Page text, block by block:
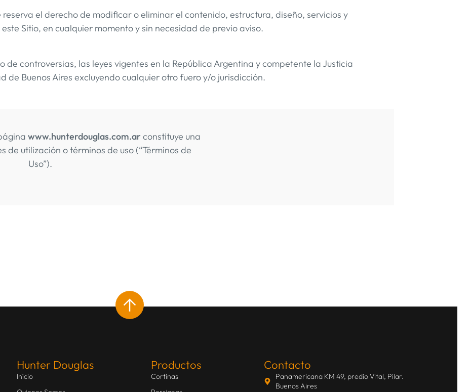
reserva el derecho de modificar o eliminar el contenido, estructura, diseño, servicios y
Sitio, en cualquier momento y sin necesidad de previo aviso.
de controversias, las leyes vigentes en la República Argentina y competente la Justicia
de Buenos Aires excluyendo cualquier otro fuero y/o jurisdicción.
www.hunterdouglas.com.arconstituye una
de utilización o términos de uso (“Términos de
Uso”).
Hunter Douglas
Início
Productos
Cortinas
Contacto
Panamericana KM 49, predio Vital, Pilar.
Buenos Aires